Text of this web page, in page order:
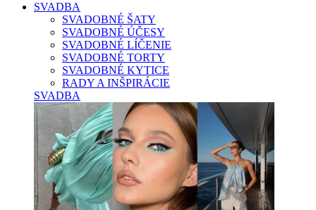
SVADBA
SVADOBNÉ ŠATY
SVADOBNÉ ÚČESY
SVADOBNÉ LÍČENIE
SVADOBNÉ TORTY
SVADOBNÉ KYTICE
RADY A INŠPIRÁCIE
SVADBA